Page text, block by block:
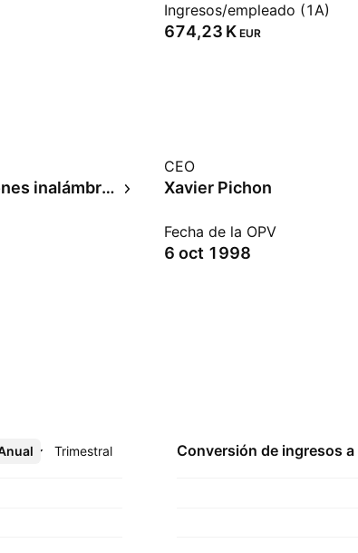
Ingresos/empleado (1A)
‪674,23 K‬ EUR
Telecomunicaciones inalámbricas
CEO
Xavier Pichon
Fecha de la OPV
6 oct 1998
Trimestral
Más Conversión de ingresos a